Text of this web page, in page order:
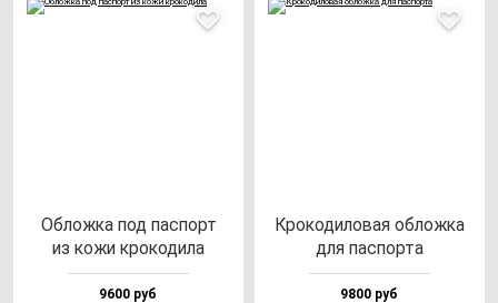
Облож­ка под пас­порт
из ко­жи кро­ко­ди­ла
9600 руб
Кро­ко­ди­ло­вая об­лож­ка
для пас­пор­та
9800 руб